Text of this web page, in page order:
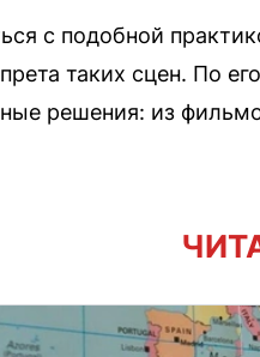
с подобной
таких сцен. По
решения: из